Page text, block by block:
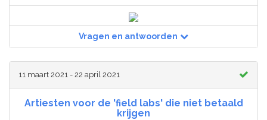
Vragen en antwoorden
11 maart 2021 - 22 april 2021
Artiesten voor de 'field labs' die niet betaald
krijgen